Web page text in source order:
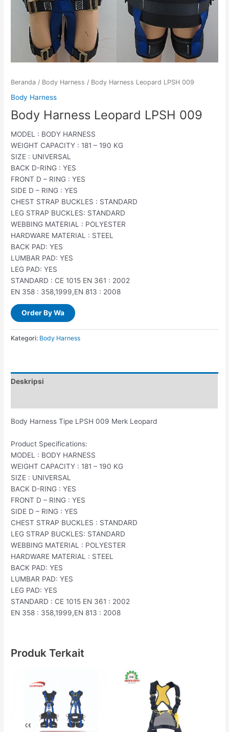
Beranda / Body Harness / Body Harness Leopard LPSH 009
Body Harness
Body Harness Leopard LPSH 009
MODEL : BODY HARNESS
WEIGHT CAPACITY : 181 – 190 KG
SIZE : UNIVERSAL
BACK D-RING : YES
FRONT D – RING : YES
SIDE D – RING : YES
CHEST STRAP BUCKLES : STANDARD
LEG STRAP BUCKLES: STANDARD
WEBBING MATERIAL : POLYESTER
HARDWARE MATERIAL : STEEL
BACK PAD: YES
LUMBAR PAD: YES
LEG PAD: YES
STANDARD : CE 1015 EN 361 : 2002
EN 358 : 358,1999,EN 813 : 2008
Order By Wa
Kategori: Body Harness
Deskripsi
Body Harness Tipe LPSH 009 Merk Leopard
Product Specifications:
MODEL : BODY HARNESS
WEIGHT CAPACITY : 181 – 190 KG
SIZE : UNIVERSAL
BACK D-RING : YES
FRONT D – RING : YES
SIDE D – RING : YES
CHEST STRAP BUCKLES : STANDARD
LEG STRAP BUCKLES: STANDARD
WEBBING MATERIAL : POLYESTER
HARDWARE MATERIAL : STEEL
BACK PAD: YES
LUMBAR PAD: YES
LEG PAD: YES
STANDARD : CE 1015 EN 361 : 2002
EN 358 : 358,1999,EN 813 : 2008
Produk Terkait